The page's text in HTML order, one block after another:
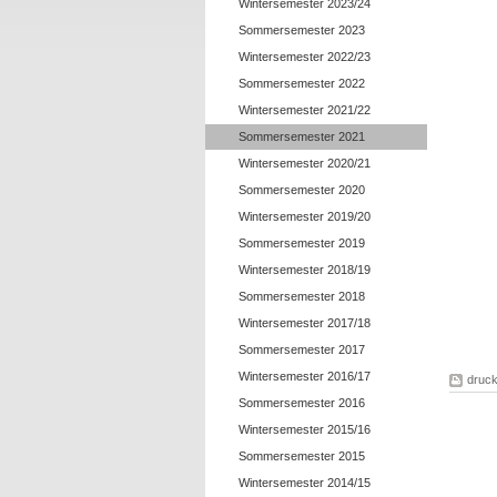
Wintersemester 2023/24
Sommersemester 2023
Wintersemester 2022/23
Sommersemester 2022
Wintersemester 2021/22
Sommersemester 2021
Wintersemester 2020/21
Sommersemester 2020
Wintersemester 2019/20
Sommersemester 2019
Wintersemester 2018/19
Sommersemester 2018
Wintersemester 2017/18
Sommersemester 2017
Wintersemester 2016/17
Sommersemester 2016
Wintersemester 2015/16
Sommersemester 2015
Wintersemester 2014/15